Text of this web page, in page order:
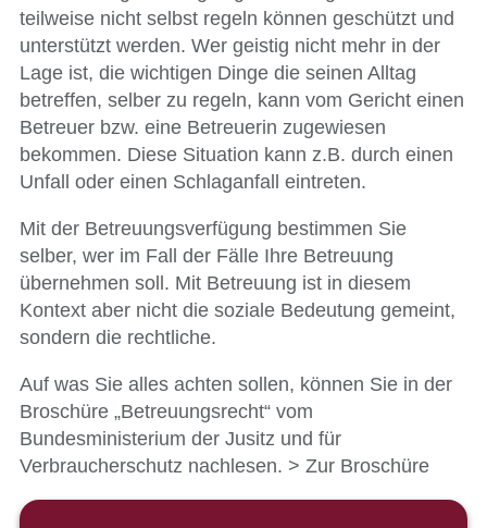
teilweise nicht selbst regeln können geschützt und
unterstützt werden. Wer geistig nicht mehr in der
Lage ist, die wichtigen Dinge die seinen Alltag
betreffen, selber zu regeln, kann vom Gericht einen
Betreuer bzw. eine Betreuerin zugewiesen
bekommen. Diese Situation kann z.B. durch einen
Unfall oder einen Schlaganfall eintreten.
Mit der Betreuungsverfügung bestimmen Sie
selber, wer im Fall der Fälle Ihre Betreuung
übernehmen soll. Mit Betreuung ist in diesem
Kontext aber nicht die soziale Bedeutung gemeint,
sondern die rechtliche.
Auf was Sie alles achten sollen, können Sie in der
Broschüre „Betreuungsrecht“ vom
Bundesministerium der Jusitz und für
Verbraucherschutz nachlesen. > Zur Broschüre